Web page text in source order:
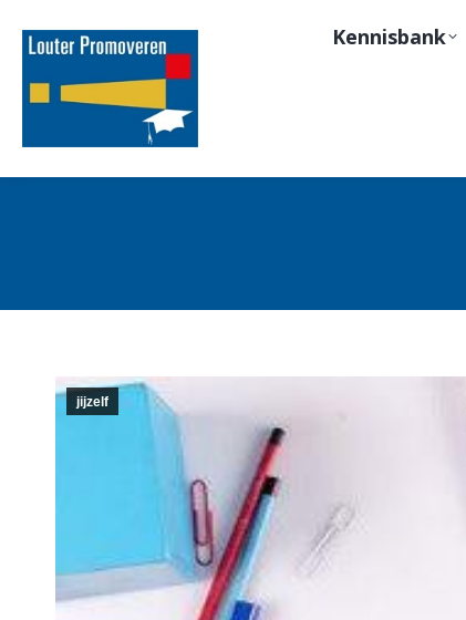
Kennisbank
jijzelf